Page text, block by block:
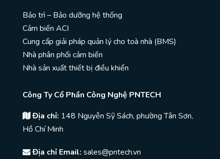
Bảo trì – Bảo dưỡng hệ thống
Cảm biến ACI
Cung cấp giải pháp quản lý cho toà nhà (BMS)
Nhà phân phối cảm biến
Nhà sản xuất thiết bị điều khiển
Công Ty Cổ Phần Công Nghệ PNTECH
Địa chỉ: 148 Nguyễn Sỹ Sách, phường Tân Sơn,
Hồ Chí Minh
Địa chỉ Email: sales@pntech.vn